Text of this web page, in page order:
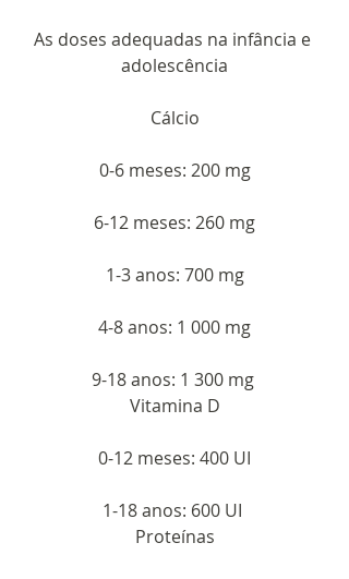
As doses adequadas na infância e
adolescência
Cálcio
0-6 meses: 200 mg
6-12 meses: 260 mg
1-3 anos: 700 mg
4-8 anos: 1 000 mg
9-18 anos: 1 300 mg
Vitamina D
0-12 meses: 400 UI
1-18 anos: 600 UI
Proteínas